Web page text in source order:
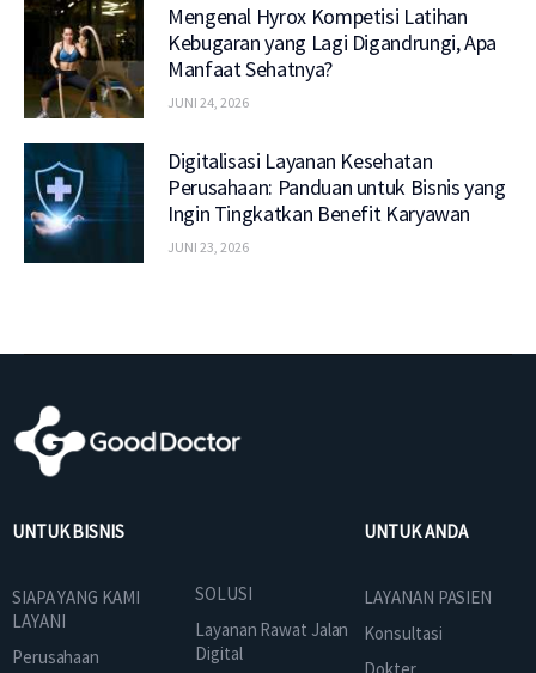
Mengenal Hyrox Kompetisi Latihan
Kebugaran yang Lagi Digandrungi, Apa
Manfaat Sehatnya?
JUNI 24, 2026
Digitalisasi Layanan Kesehatan
Perusahaan: Panduan untuk Bisnis yang
Ingin Tingkatkan Benefit Karyawan
JUNI 23, 2026
UNTUK BISNIS
SIAPA YANG KAMI
LAYANI
Perusahaan
SOLUSI
Layanan Rawat Jalan
Digital
UNTUK ANDA
LAYANAN PASIEN
Konsultasi